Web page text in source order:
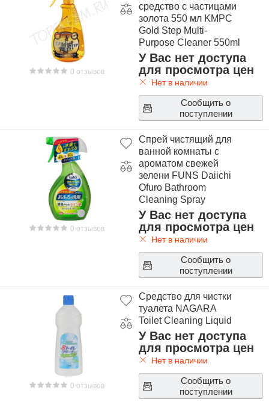
0 отзывов
средство с частицами
золота 550 мл KMPC
Gold Step Multi-
Purpose Cleaner 550ml
У Вас нет доступа
для просмотра цен
Нет в наличии
Сообщить о
поступлении
0 отзывов
Спрей чистящий для
ванной комнаты с
ароматом свежей
зелени FUNS Daiichi
Ofuro Bathroom
Сleaning Spray
У Вас нет доступа
для просмотра цен
Нет в наличии
Сообщить о
поступлении
0 отзывов
Средство для чистки
туалета NAGARA
Toilet Cleaning Liquid
У Вас нет доступа
для просмотра цен
Нет в наличии
Сообщить о
поступлении